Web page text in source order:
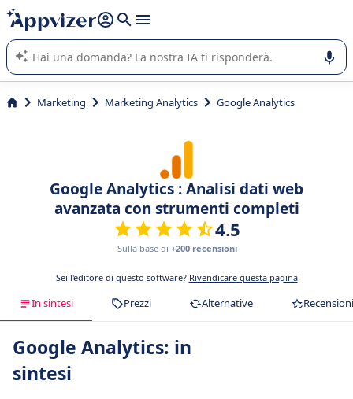
righe con
shift + enter
L'IA di Appvizer vi guida nell'utilizzo o nella scelta di un
software SaaS per la vostra azienda.
Marketing Marketing Analytics Google Analytics
Google Analytics : Analisi dati web
avanzata con strumenti completi
4.5
Sulla base di +200 recensioni
Sei l'editore di questo software? Rivendicare questa pagina
In sintesi Prezzi Alternative Recensioni
Google Analytics: in
sintesi